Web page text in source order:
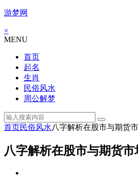
游梦网
×
MENU
首页
起名
生肖
民俗风水
周公解梦
首页民俗风水八字解析在股市与期货
八字解析在股市与期货